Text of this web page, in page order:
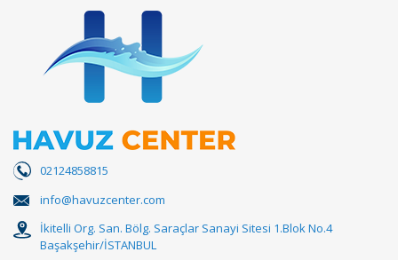
02124858815
info@havuzcenter.com
İkitelli Org. San. Bölg. Saraçlar Sanayi Sitesi 1.Blok No.4
Başakşehir/İSTANBUL